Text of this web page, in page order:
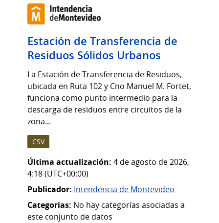
Estación de Transferencia de
Residuos Sólidos Urbanos
La Estación de Transferencia de Residuos,
ubicada en Ruta 102 y Cno Manuel M. Fortet,
funciona como punto intermedio para la
descarga de residuos entre circuitos de la
zona...
CSV
Última actualización: 4 de agosto de 2026,
4:18 (UTC+00:00)
Publicador: Intendencia de Montevideo
Categorias: No hay categorías asociadas a
este conjunto de datos